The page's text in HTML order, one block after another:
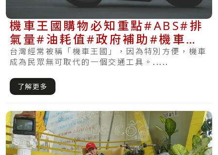
機車王國購物必知重點#ABS#排
氣量#油耗值#政府補助#機車舊
換新
台灣經常被稱「機車王國」，因為特別方便，機車
成為民眾無可取代的一個交通工具。.....
了解更多